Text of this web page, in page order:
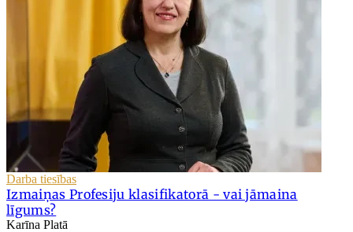
Darba tiesības
Izmaiņas Profesiju klasifikatorā - vai jāmaina
līgums?
Karīna Platā